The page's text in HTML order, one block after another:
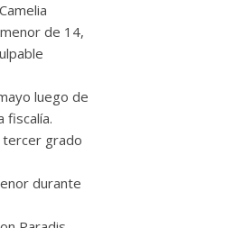
de 14,
luego de
fiscalía.
tercer grado
durante